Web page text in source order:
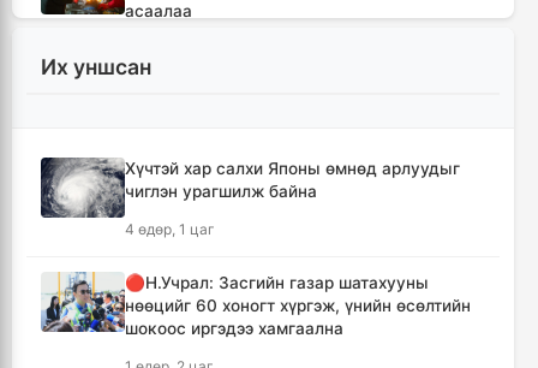
асаалаа
6 цаг, 16 минут
Канадын Британийн Колумб мужид ойн
6 цаг, 48 минут
Их уншсан
Хүчтэй хар салхи Японы өмнөд арлуудыг
чиглэн урагшилж байна
4 өдөр, 1 цаг
🔴Н.Учрал: Засгийн газар шатахууны
нөөцийг 60 хоногт хүргэж, үнийн өсөлтийн
шокоос иргэдээ хамгаална